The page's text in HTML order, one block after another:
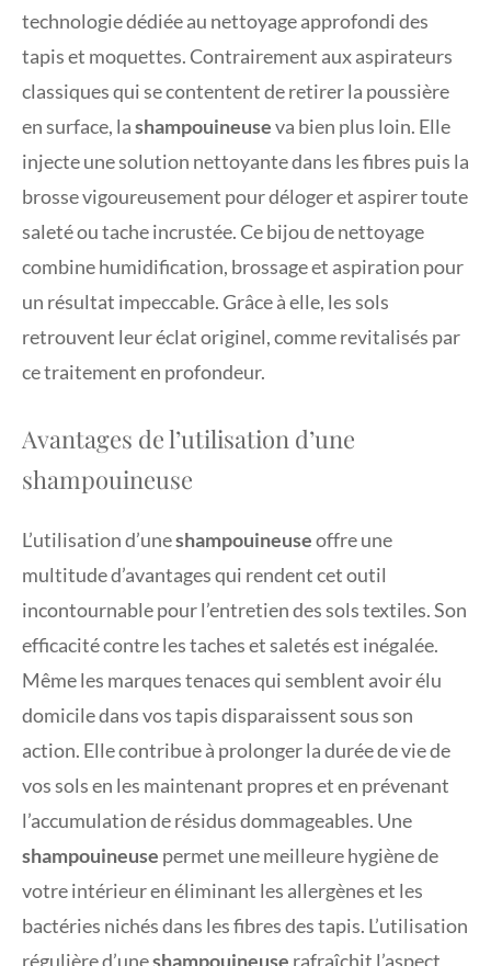
technologie dédiée au nettoyage approfondi des
tapis et moquettes. Contrairement aux aspirateurs
classiques qui se contentent de retirer la poussière
en surface, lashampouineuseva bien plus loin. Elle
injecte une solution nettoyante dans les fibres puis la
brosse vigoureusement pour déloger et aspirer toute
saleté ou tache incrustée. Ce bijou de nettoyage
combine humidification, brossage et aspiration pour
un résultat impeccable. Grâce à elle, les sols
retrouvent leur éclat originel, comme revitalisés par
ce traitement en profondeur.
Avantages de l’utilisation d’une
shampouineuse
L’utilisation d’uneshampouineuseoffre une
multitude d’avantages qui rendent cet outil
incontournable pour l’entretien des sols textiles. Son
efficacité contre les taches et saletés est inégalée.
Même les marques tenaces qui semblent avoir élu
domicile dans vos tapis disparaissent sous son
action. Elle contribue à prolonger la durée de vie de
vos sols en les maintenant propres et en prévenant
l’accumulation de résidus dommageables. Une
shampouineuse permet une meilleure hygiène de
votre intérieur en éliminant les allergènes et les
bactéries nichés dans les fibres des tapis. L’utilisation
régulière d’uneshampouineuse rafraîchit l’aspect